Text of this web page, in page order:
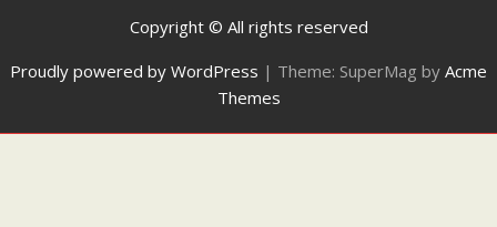
Copyright © All rights reserved
Proudly powered by WordPress | Theme: SuperMag by Acme
Themes